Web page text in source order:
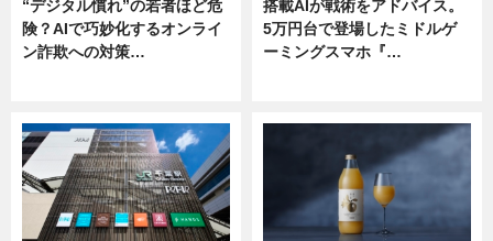
“デジタル慣れ”の若者ほど危
険？AIで巧妙化するオンライ
ン詐欺への対策…
搭載AIが戦術をアドバイス。
5万円台で登場したミドルゲ
ーミングスマホ『…